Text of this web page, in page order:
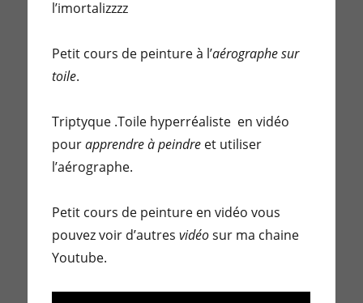
l’imortalizzzz
Petit cours de peinture à l’aérographe sur
toile.
Triptyque .Toile hyperréaliste en vidéo
pourapprendre à peindre et utiliser
l’aérographe.
Petit cours de peinture en vidéo vous
pouvez voir d’autresvidéosur ma chaine
Youtube.